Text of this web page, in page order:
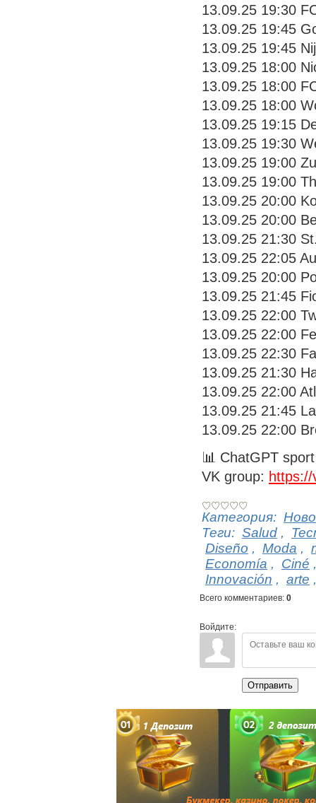
13.09.25 19:30
13.09.25 19:45
13.09.25 19:45
13.09.25 18:00
13.09.25 18:00
13.09.25 18:00
13.09.25 19:15
13.09.25 19:30
13.09.25 19:00
13.09.25 19:00
13.09.25 20:00
13.09.25 20:00
13.09.25 21:30
13.09.25 22:05
13.09.25 20:00
13.09.25 21:45
13.09.25 22:00
13.09.25 22:00
13.09.25 22:30
13.09.25 21:30
13.09.25 22:00
13.09.25 21:45
13.09.25 22:00
📊 ChatGPT
VK group:
Категория:
Теги: Salud ,
Diseño , Moda ,
Economía , Ciné
Innovación , arte
Всего комментариев: 0
Войдите:
Отправить